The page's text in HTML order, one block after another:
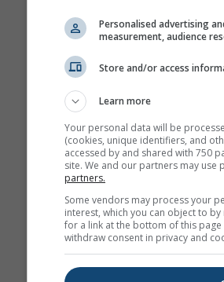
Personalised advertising
measurement, audience
Store and/or access
Learn more
Your personal data will be
(cookies, unique identifiers, and
accessed by and shared with 750
site. We and our partners may use
partners.
Some vendors may process your
interest, which you can object to
for a link at the bottom of this
withdraw consent in privacy and